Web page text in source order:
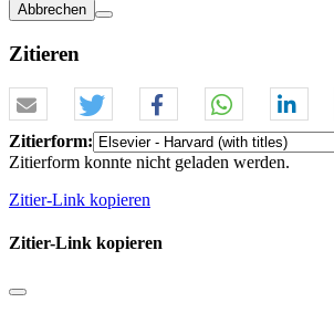
Abbrechen
Zitieren
Zitierform:
Zitierform konnte nicht geladen werden.
Zitier-Link kopieren
Zitier-Link kopieren